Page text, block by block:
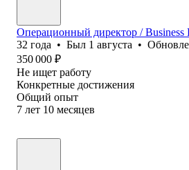
Операционный директор / Business
32 года • Был 1 августа •
350 000 ₽
Не ищет работу
Конкретные достижения
Общий опыт
7 лет 10 месяцев